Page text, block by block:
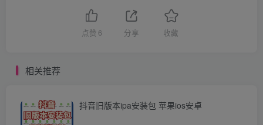
点赞 6 分享 收藏
相关推荐
抖音旧版本ipa安装包 苹果ios安卓